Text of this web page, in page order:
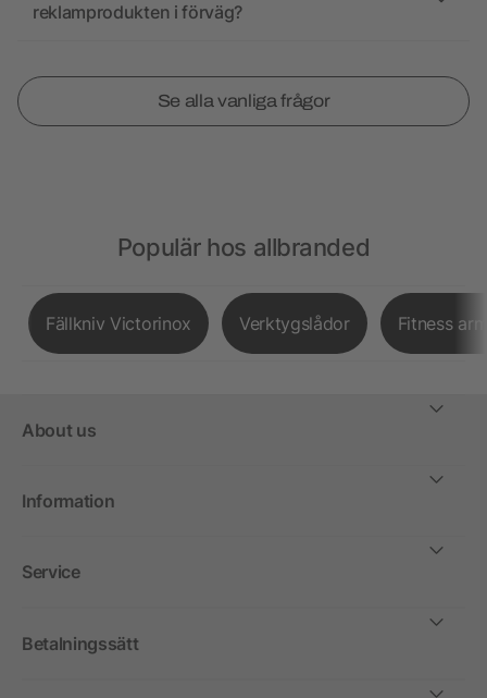
reklamprodukten i förväg?
Se alla vanliga frågor
Populär hos allbranded
Fällkniv Victorinox Verktygslådor Fitness
About us
Information
Service
Betalningssätt